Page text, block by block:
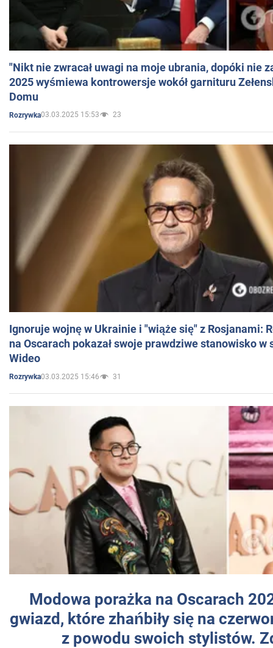
"Nikt nie zwracał uwagi na moje ubrania, dopóki nie
2025 wyśmiewa kontrowersje wokół garnituru
Domu
Rozrywka03.03.2025 15:53 23
Ignoruje wojnę w Ukrainie i "wiąże się" z Rosjanami:
na Oscarach pokazał swoje prawdziwe stanowisko w
Wideo
Rozrywka03.03.2025 15:46 31
Modowa porażka na Oscarach
gwiazd, które zhańbiły się na
z powodu swoich stylistów.